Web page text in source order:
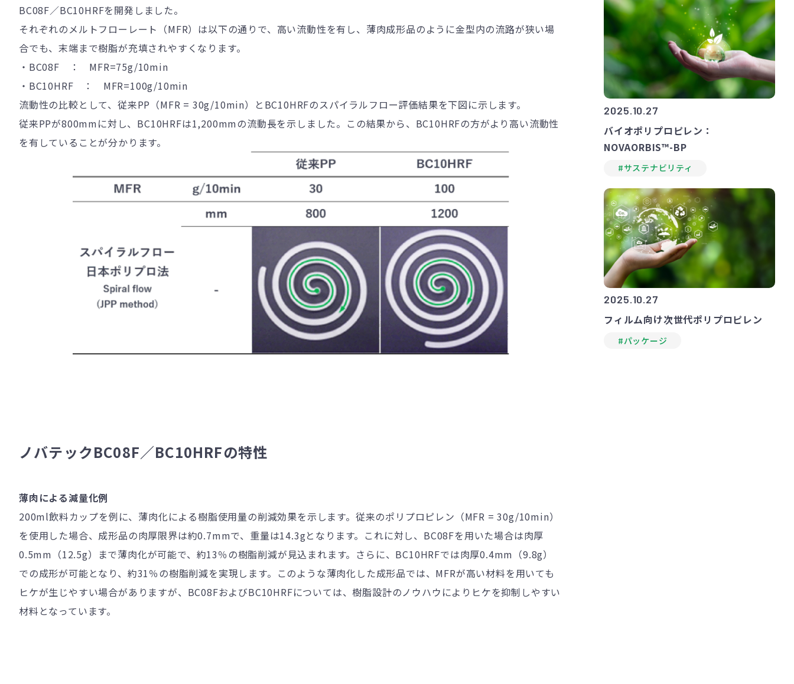
BC08F／BC10HRFを開発しました。
それぞれのメルトフローレート（MFR）は以下の通りで、高い流動性を有し、薄肉成形品のように金型内の流路が狭い場
合でも、末端まで樹脂が充填されやすくなります。
・ BC08F ： MFR=75g/10min
・ BC10HRF ： MFR=100g/10min
流動性の比較として、従来PP （MFR = 30g/10min）と BC10HRFのスパイラルフロー評価結果を下図に示します。
従来PPが800mmに対し、 BC10HRFは1,200mmの流動長を示しました。この結果から、 BC10HRFの方がより高い流動性
を有していることが分かります。
ノバテックBC08F／BC10HRFの特性
薄肉による減量化例
200ml飲料カップを例に、薄肉化による樹脂使用量の削減効果を示します。従来のポリプロピレン（MFR = 30g/10min）
を使用した場合、成形品の肉厚限界は約0.7mmで、重量は14.3gとなります。 これに対し、 BC08Fを用いた場合は肉厚
0.5mm （12.5g）まで薄肉化が可能で、約13％の樹脂削減が見込まれます。さらに、 BC10HRFでは肉厚0.4mm （9.8g）
での成形が可能となり、約31％の樹脂削減を実現します。 このような薄肉化した成形品では、 MFRが高い材料を用いても
ヒケが生じやすい場合がありますが、 BC08FおよびBC10HRFについては、樹脂設計のノウハウによりヒケを抑制しやすい
材料となっています。
2025.10.27
バイオポリプロピレン：
NOVAORBIS™-BP
#サステナビリティ
2025.10.27
フィルム向け次世代ポリプロピレン
#パッケージ